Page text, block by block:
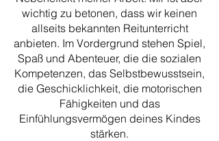
wichtig zu betonen, dass wir keinen
allseits bekannten Reitunterricht
anbieten. Im Vordergrund stehen Spiel,
Spaß und Abenteuer, die die sozialen
Kompetenzen, das Selbstbewusstsein,
die Geschicklichkeit, die motorischen
Fähigkeiten und das
Einfühlungsvermögen deines Kindes
stärken.